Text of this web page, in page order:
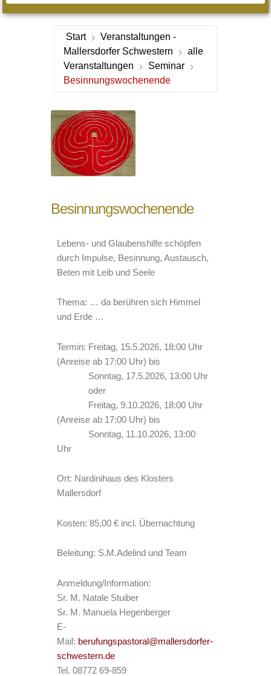
Start
Veranstaltungen -
Mallersdorfer Schwestern
alle
Veranstaltungen
Seminar
Besinnungswochenende
Besinnungswochenende
Lebens- und Glaubenshilfe schöpfen
durch Impulse, Besinnung, Austausch,
Beten mit Leib und Seele
Thema: … da berühren sich Himmel
und Erde …
Termin: Freitag, 15.5.2026, 18:00 Uhr
(Anreise ab 17:00 Uhr) bis
Sonntag, 17.5.2026, 13:00 Uhr
oder
Freitag, 9.10.2026, 18:00 Uhr
(Anreise ab 17:00 Uhr) bis
Sonntag, 11.10.2026, 13:00
Uhr
Ort: Nardinihaus des Klosters
Mallersdorf
Kosten: 85,00 € incl. Übernachtung
Beleitung: S.M.Adelind und Team
Anmeldung/Information:
Sr. M. Natale Stuiber
Sr. M. Manuela Hegenberger
E-
Mail: berufungspastoral@mallersdorfer-
schwestern.de
Tel. 08772 69-859